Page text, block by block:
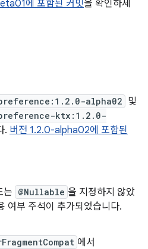
에 포함된 커밋을 확인하세
alpha02 및
ktx:1.2.0-
. 버전 1.2.0-alpha02에 포함된
는 @Nullable 을 지정하지 않았
여부 주석이 추가되었습니다.
에서